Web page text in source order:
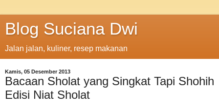
Blog Suciana Dwi
Jalan jalan, kuliner, resep makanan
Kamis, 05 Desember 2013
Bacaan Sholat yang Singkat Tapi Shohih
Edisi Niat Sholat